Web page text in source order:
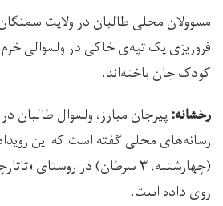
مسوولان محلی طالبان در ولایت
فروریزی یک تپه‌ی خاکی در ولسوالی خرم
کودک جان باخته‌اند.
رخشانه:پیرجان مبارز، ولسوال طالبان
رسانه‌های محلی گفته است که این
(چهارشنبه، ۳ سرطان) در روستای
روی داده است.